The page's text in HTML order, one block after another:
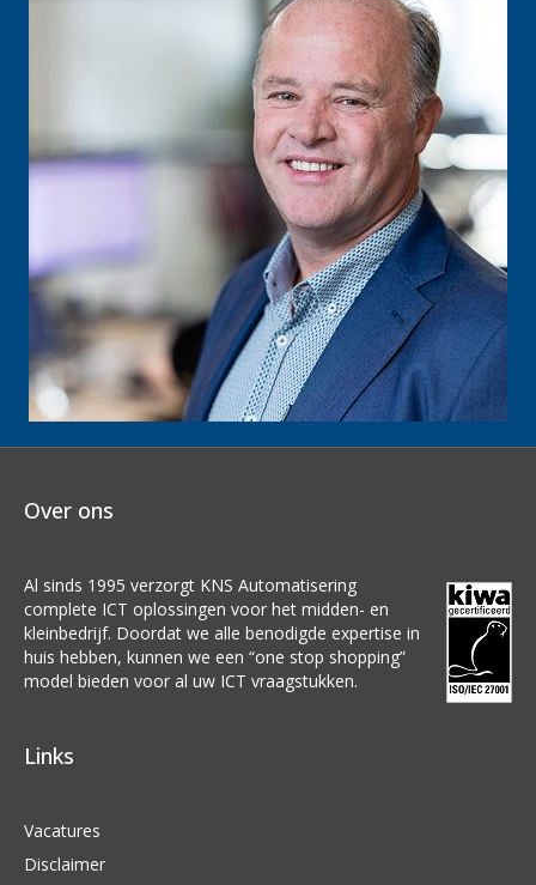
Over ons
Al sinds 1995 verzorgt KNS Automatisering
complete ICT oplossingen voor het midden- en
kleinbedrijf. Doordat we alle benodigde expertise in
huis hebben, kunnen we een “one stop shopping”
model bieden voor al uw ICT vraagstukken.
Links
Vacatures
Disclaimer